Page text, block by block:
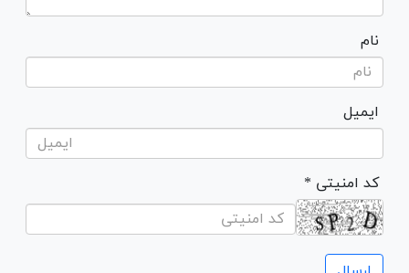
نام
ایمیل
* کد امنیتی